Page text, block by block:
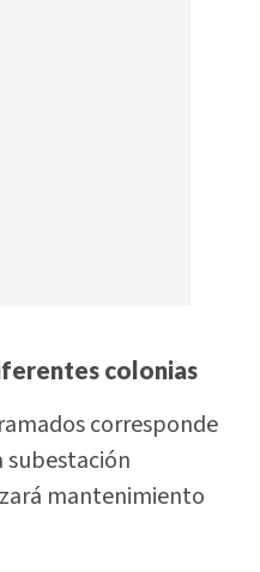
colonias
corresponde
subestación
mantenimiento